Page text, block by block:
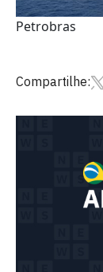
Petrobras
Compartilhe: